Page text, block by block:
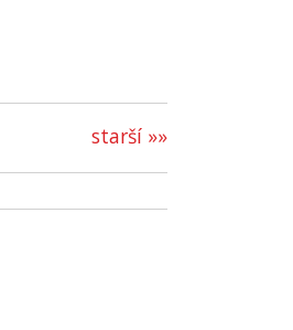
starší »»